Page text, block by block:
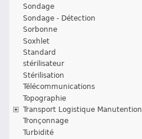
Sondage
Sondage - Détection
Sorbonne
Soxhlet
Standard
stérilisateur
Stérilisation
Télécommunications
Topographie
Transport Logistique Manutention
Tronçonnage
Turbidité